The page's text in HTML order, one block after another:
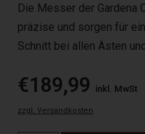
Die Messer der Gardena
präzise und sorgen für
Schnitt bei allen Ästen
€189,99 inkl. MwSt
zzgl. Versandkosten